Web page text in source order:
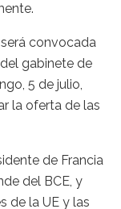
convocada
gabinete de
5 de julio,
la oferta de las
de Francia
del BCE, y
de la UE y las